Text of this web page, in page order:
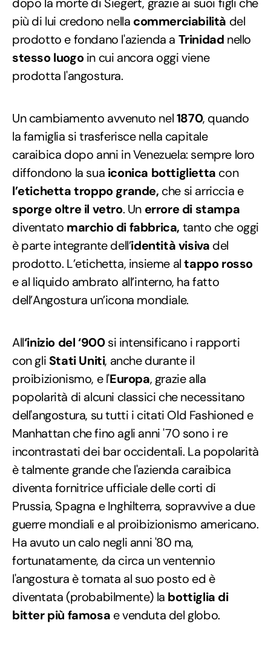
più di lui credono nella commerciabilità del
prodotto e fondano l'azienda a Trinidad nello
stesso luogoin cui ancora oggi viene
prodotta l'angostura.
Un cambiamento avvenuto nel1870, quando
la famiglia si trasferisce nella capitale
caraibica dopo anni in Venezuela: sempre loro
diffondono la sua iconica bottiglietta con
l’etichetta troppo grande, che si arriccia e
sporge oltre il vetro. Un errore di stampa
diventato marchio di fabbrica, tanto che oggi
è parte integrante dell’identità visiva del
prodotto. L’etichetta, insieme altappo rosso
e al liquido ambrato all’interno, ha fatto
dell’Angostura un’icona mondiale.
All‘inizio del ‘900si intensificano i rapporti
con gli Stati Uniti, anche durante il
proibizionismo, e l'Europa, grazie alla
popolarità di alcuni classici che necessitano
dell'angostura, su tutti i citati Old Fashioned e
Manhattan che fino agli anni '70 sono i re
incontrastati dei bar occidentali. La popolarità
è talmente grande che l'azienda caraibica
diventa fornitrice ufficiale delle corti di
Prussia, Spagna e Inghilterra, sopravvive a due
guerre mondiali e al proibizionismo americano.
Ha avuto un calo negli anni '80 ma,
fortunatamente, da circa un ventennio
l'angostura è tornata al suo posto ed è
diventata (probabilmente) la bottiglia di
bitter più famosa e venduta del globo.